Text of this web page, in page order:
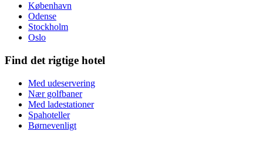
København
Odense
Stockholm
Oslo
Find det rigtige hotel
Med udeservering
Nær golfbaner
Med ladestationer
Spahoteller
Børnevenligt